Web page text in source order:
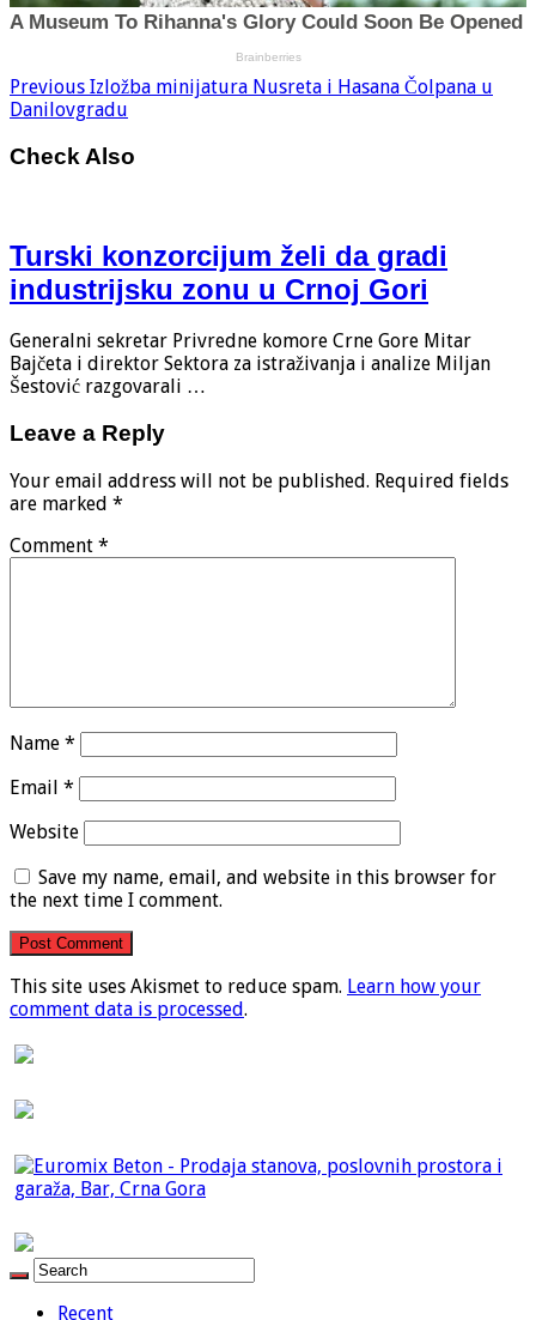
Previous Izložba minijatura Nusreta i Hasana Čolpana u
Danilovgradu
Check Also
Turski konzorcijum želi da gradi
industrijsku zonu u Crnoj Gori
Generalni sekretar Privredne komore Crne Gore Mitar
Bajčeta i direktor Sektora za istraživanja i analize Miljan
Šestović razgovarali …
Leave a Reply
Your email address will not be published. Required fields
are marked *
Comment *
Name *
Email *
Website
Save my name, email, and website in this browser for
the next time I comment.
This site uses Akismet to reduce spam. Learn how your
comment data is processed.
Recent